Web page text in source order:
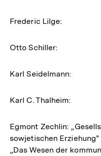
Frederic Lilge:
Otto Schiller:
Karl Seidelmann:
Karl C. Thalheim:
Egmont Zechlin:
sowjetischen Erziehung"
„Das Wesen der